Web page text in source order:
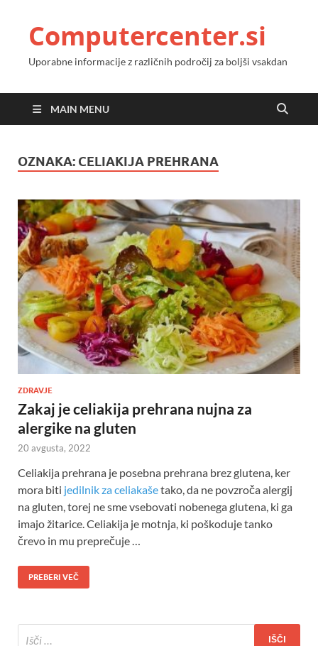
Computercenter.si
Uporabne informacije z različnih področij za boljši vsakdan
MAIN MENU
OZNAKA: CELIAKIJA PREHRANA
ZDRAVJE
Zakaj je celiakija prehrana nujna za
alergike na gluten
20 avgusta, 2022
Celiakija prehrana je posebna prehrana brez glutena, ker
mora biti jedilnik za celiakašetako, da ne povzroča alergij
na gluten, torej ne sme vsebovati nobenega glutena, ki ga
imajo žitarice. Celiakija je motnja, ki poškoduje tanko
črevo in mu preprečuje …
PREBERI VEČ